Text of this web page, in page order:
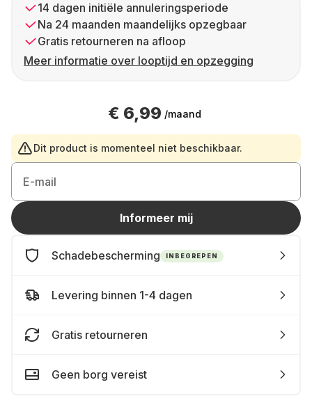
14 dagen initiële annuleringsperiode
Na 24 maanden maandelijks opzegbaar
Gratis retourneren na afloop
Meer informatie over looptijd en opzegging
€ 6,99 /maand
Dit product is momenteel niet beschikbaar.
E-mail
Informeer mij
Schadebescherming INBEGREPEN
Levering binnen 1-4 dagen
Gratis retourneren
Geen borg vereist